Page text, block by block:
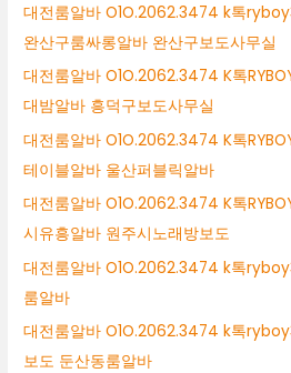
대전룸알바 O1O.2062.3474 k톡
완산구룸싸롱알바 완산구보도사무실
대전룸알바 O1O.2062.3474 K톡
대밤알바 흥덕구보도사무실
대전룸알바 O1O.2062.3474 K톡
테이블알바 울산퍼블릭알바
대전룸알바 O1O.2062.3474 K톡
시유흥알바 원주시노래방보도
대전룸알바 O1O.2062.3474 k톡
룸알바
대전룸알바 O1O.2062.3474 k톡
보도 둔산동룸알바